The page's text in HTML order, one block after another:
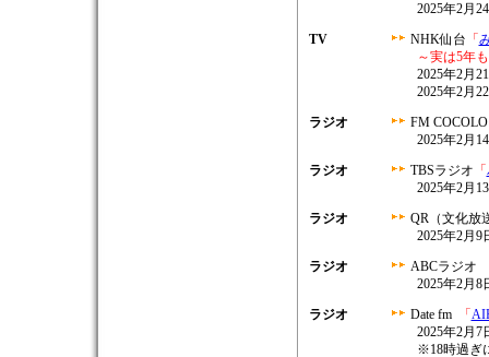
2025年2月
TV
NHK仙台 「
～実は5年
2025年2月
2025年2月
ラジオ
FM
2025年2月
ラジオ
TBSラジオ 「
2025年2月
ラジオ
QR（文化放
2025年2月9
ラジオ
ABCラジオ
2025年2月8
ラジオ
Date fm 「
2025年2月7
※18時過ぎ